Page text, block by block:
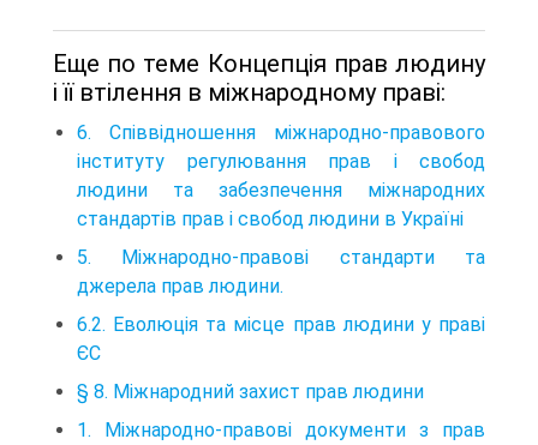
Еще по теме Концепція прав людину
і її втілення в міжнародному праві:
6. Співвідношення міжнародно-правового
інституту регулювання прав і свобод
людини та забезпечення міжнародних
стандартів прав і свобод людини в Україні
5. Міжнародно-правові стандарти та
джерела прав людини.
6.2. Еволюція та місце прав людини у праві
ЄС
§ 8. Міжнародний захист прав людини
1. Міжнародно-правові документи з прав